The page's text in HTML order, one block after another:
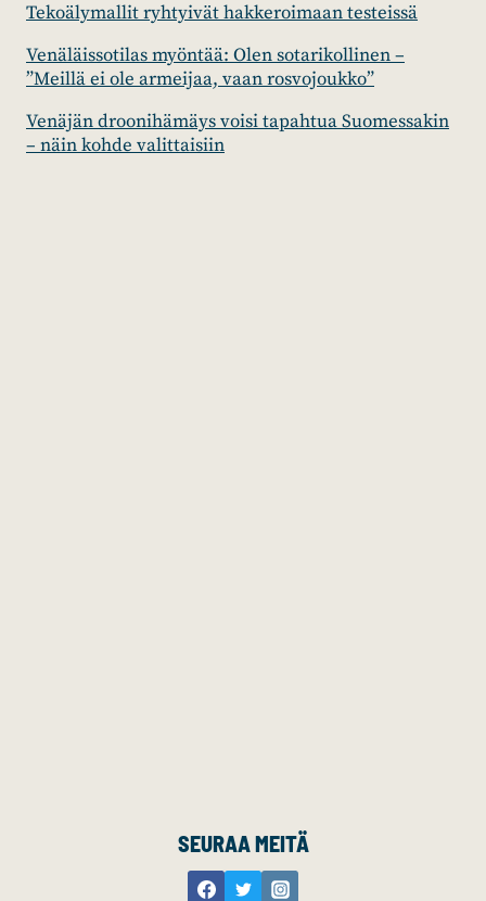
Tekoälymallit ryhtyivät hakkeroimaan testeissä
Venäläissotilas myöntää: Olen sotarikollinen –
”Meillä ei ole armeijaa, vaan rosvojoukko”
Venäjän droonihämäys voisi tapahtua Suomessakin
– näin kohde valittaisiin
SEURAA MEITÄ